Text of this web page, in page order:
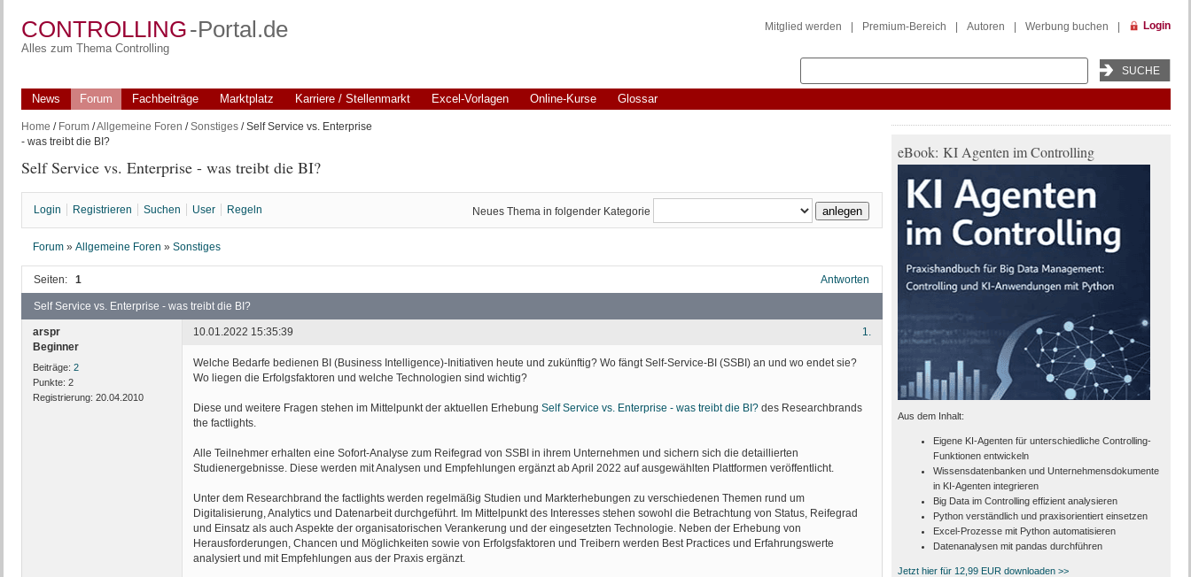
CONTROLLING-Portal.de
Alles zum Thema Controlling
Mitglied werden Premium-Bereich Autoren Werbung buchen Login
News Forum Fachbeiträge Marktplatz Karriere / Stellenmarkt Excel-Vorlagen Online-Kurse Glossar
Home / Forum/Allgemeine Foren /Sonstiges/ Self Service vs. Enterprise
- was treibt die BI?
Self Service vs. Enterprise - was treibt die BI?
Login Registrieren Suchen User Regeln Neues Thema in folgender Kategorie
Forum » Allgemeine Foren » Sonstiges
Seiten: 1 Antworten
Self Service vs. Enterprise - was treibt die BI?
arspr
Beginner
Beiträge: 2
Punkte: 2
Registrierung: 20.04.2010
1.
10.01.2022 15:35:39
Welche Bedarfe bedienen BI (Business Intelligence)-Initiativen heute und zukünftig? Wo fängt Self-Service-BI (SSBI) an und wo endet sie?
Wo liegen die Erfolgsfaktoren und welche Technologien sind wichtig?
Diese und weitere Fragen stehen im Mittelpunkt der aktuellen Erhebung Self Service vs. Enterprise - was treibt die BI?des Researchbrands
the factlights.
Alle Teilnehmer erhalten eine Sofort-Analyse zum Reifegrad von SSBI in ihrem Unternehmen und sichern sich die detaillierten
Studienergebnisse. Diese werden mit Analysen und Empfehlungen ergänzt ab April 2022 auf ausgewählten Plattformen veröffentlicht.
Unter dem Researchbrand the factlights werden regelmäßig Studien und Markterhebungen zu verschiedenen Themen rund um
Digitalisierung, Analytics und Datenarbeit durchgeführt. Im Mittelpunkt des Interesses stehen sowohl die Betrachtung von Status, Reifegrad
und Einsatz als auch Aspekte der organisatorischen Verankerung und der eingesetzten Technologie. Neben der Erhebung von
Herausforderungen, Chancen und Möglichkeiten sowie von Erfolgsfaktoren und Treibern werden Best Practices und Erfahrungswerte
analysiert und mit Empfehlungen aus der Praxis ergänzt.
eBook: KI Agenten im Controlling
Aus dem Inhalt:
Eigene KI-Agenten für unterschiedliche Controlling-
Funktionen entwickeln
Wissensdatenbanken und Unternehmensdokumente
in KI-Agenten integrieren
Big Data im Controlling effizient analysieren
Python verständlich und praxisorientiert einsetzen
Excel-Prozesse mit Python automatisieren
Datenanalysen mit pandas durchführen
Jetzt hier für 12,99 EUR downloaden >>